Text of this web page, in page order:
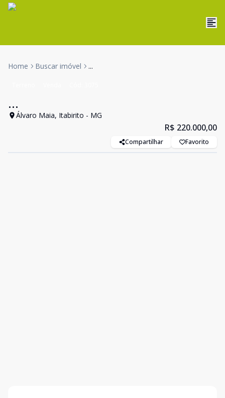
Home Buscar imóvel ...
...
Álvaro Maia, Itabirito - MG
R$ 220.000,00
Compartilhar Favorito